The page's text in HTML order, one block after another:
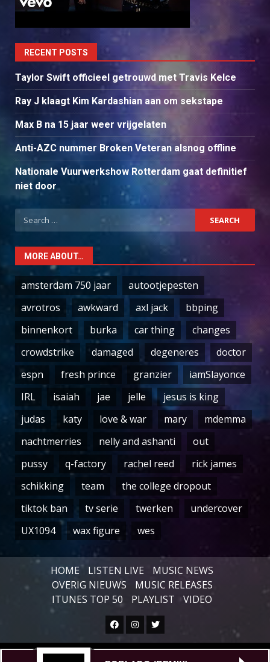
RECENT POSTS
Taylor Swift officieel getrouwd met Travis Kelce
Ray J klaagt Kim Kardashian aan om sekstape
Max B na 15 jaar weer vrijgelaten
Anti-AZC nummer Broken Veteran alsnog offline
Nationale Vuurwerkshow Rotterdam gaat definitief
niet door
Search
for:
MORE ABOUT…
amsterdam 750 jaar
autootjepesten
avrotros
awkward axl jack
bbping
binnenkort
burka car thing
changes
crowdstrike
damaged degeneres
doctor
espn
fresh prince granzier
iamSlayonce
IRL
isaiah jae jelle
jesus is king
judas
katy love & war mary
mdemma
nachtmerries
nelly and ashanti
out
pussy
q-factory rachel reed
rick james
schikking
team
the college dropout
tiktok ban
tv serie twerken
undercover
UX1094
wax figure wes
HOME LISTEN LIVE
MUSIC NEWS
OVERIG NIEUWS
MUSIC RELEASES
ITUNES TOP 50
PLAYLIST VIDEO
Facebook
Instagram
Twitter
Copyright © All rights reserved.